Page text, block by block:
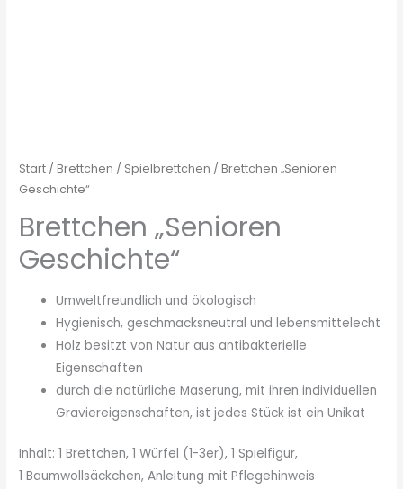
Start /Brettchen / Spielbrettchen / Brettchen „Senioren
Geschichte“
Brettchen „Senioren
Geschichte“
Umweltfreundlich und ökologisch
Hygienisch, geschmacksneutral und lebensmittelecht
Holz besitzt von Natur aus antibakterielle
Eigenschaften
durch die natürliche Maserung, mit ihren individuellen
Graviereigenschaften, ist jedes Stück ist ein Unikat
Inhalt: 1 Brettchen, 1 Würfel (1-3er), 1 Spielfigur,
1 Baumwollsäckchen, Anleitung mit Pflegehinweis